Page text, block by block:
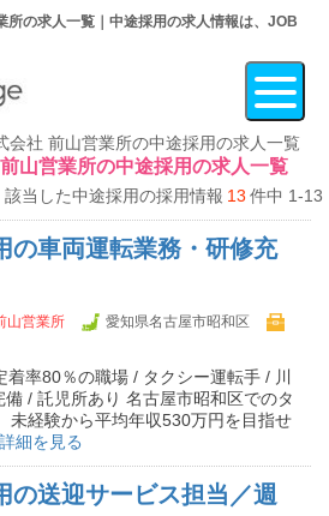
所の求人一覧｜中途採用の求人情報は、JOB
会社 前山営業所の中途採用の求人一覧
山営業所の中途採用の求人一覧
該当した中途採用の採用情報 13 件中 1-13
の車両運転業務・研修充
山営業所
愛知県名古屋市昭和区
率80％の職場 / タクシー運転手 / 川
/ 託児所あり 名古屋市昭和区でのタ
未経験から平均年収530万円を目指せ
詳細を見る
の送迎サービス担当／週